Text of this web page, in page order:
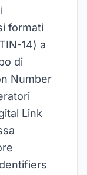
formati
14) a
di
Number
Link